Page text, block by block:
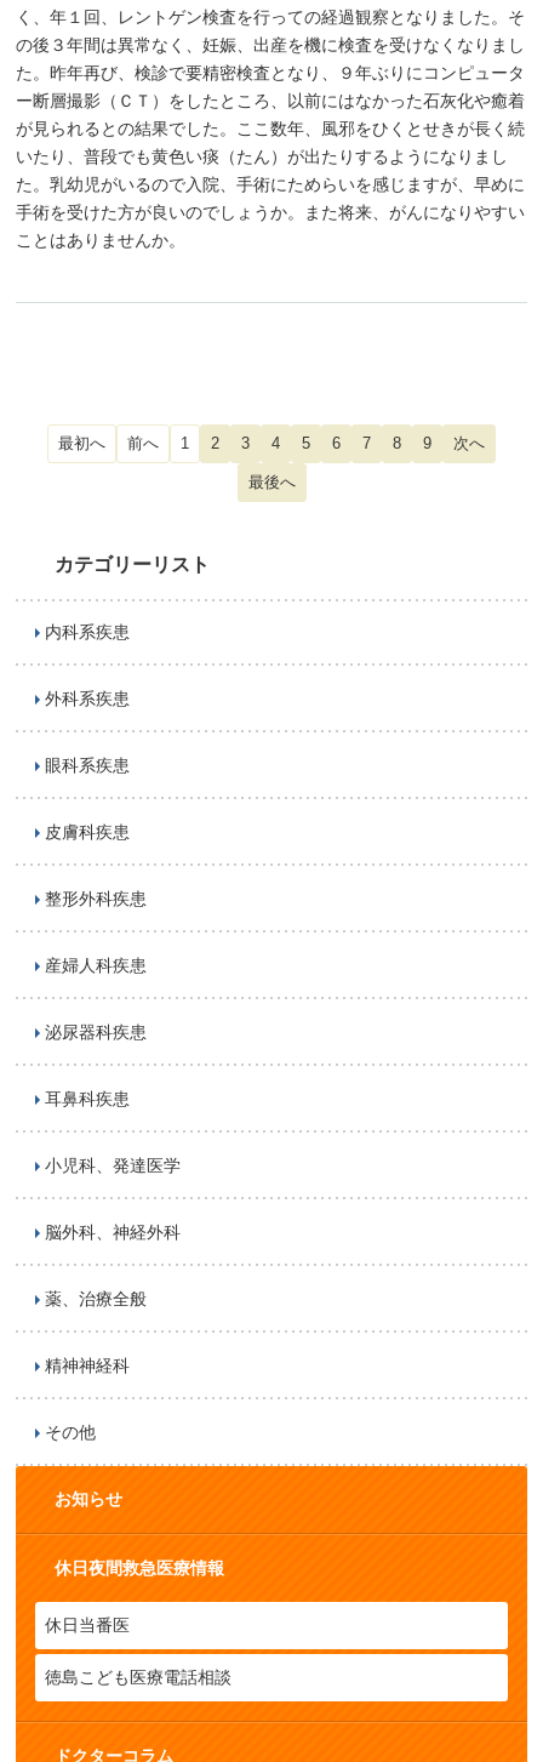
く、年１回、レントゲン検査を行っての経過観察となりました。そ
の後３年間は異常なく、妊娠、出産を機に検査を受けなくなりまし
た。昨年再び、検診で要精密検査となり、９年ぶりにコンピュータ
ー断層撮影（ＣＴ）をしたところ、以前にはなかった石灰化や癒着
が見られるとの結果でした。ここ数年、風邪をひくとせきが長く続
いたり、普段でも黄色い痰（たん）が出たりするようになりまし
た。乳幼児がいるので入院、手術にためらいを感じますが、早めに
手術を受けた方が良いのでしょうか。また将来、がんになりやすい
ことはありませんか。
1 2 3 4 5 6 7 8 9
カテゴリーリスト
内科系疾患
外科系疾患
眼科系疾患
皮膚科疾患
整形外科疾患
産婦人科疾患
泌尿器科疾患
耳鼻科疾患
小児科、発達医学
脳外科、神経外科
薬、治療全般
精神神経科
その他
お知らせ
休日夜間救急医療情報
休日当番医
徳島こども医療電話相談
ドクターコラム